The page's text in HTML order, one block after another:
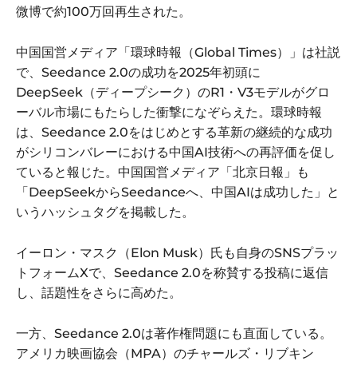
微博で約100万回再生された。
中国国営メディア「環球時報（Global Times）」は社説
で、Seedance 2.0の成功を2025年初頭に
DeepSeek（ディープシーク）のR1・V3モデルがグロ
ーバル市場にもたらした衝撃になぞらえた。環球時報
は、Seedance 2.0をはじめとする革新の継続的な成功
がシリコンバレーにおける中国AI技術への再評価を促し
ていると報じた。中国国営メディア「北京日報」も
「DeepSeekからSeedanceへ、中国AIは成功した」と
いうハッシュタグを掲載した。
イーロン・マスク（Elon Musk）氏も自身のSNSプラッ
トフォームXで、Seedance 2.0を称賛する投稿に返信
し、話題性をさらに高めた。
一方、Seedance 2.0は著作権問題にも直面している。
アメリカ映画協会（MPA）のチャールズ・リブキン